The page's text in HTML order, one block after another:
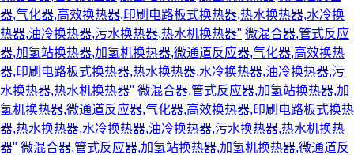
器,气化器,高效换热器,印刷电路板式换热器,热水换热器,水冷换
热器,油冷换热器,污水换热器,热水机换热器" 微混合器,管式反应
器,加氢站换热器,加氢机换热器,微通道反应器,气化器,高效换热
器,印刷电路板式换热器,热水换热器,水冷换热器,油冷换热器,污
水换热器,热水机换热器" 微混合器,管式反应器,加氢站换热器,加
氢机换热器,微通道反应器,气化器,高效换热器,印刷电路板式换热
器,热水换热器,水冷换热器,油冷换热器,污水换热器,热水机换热
器" 微混合器,管式反应器,加氢站换热器,加氢机换热器,微通道反